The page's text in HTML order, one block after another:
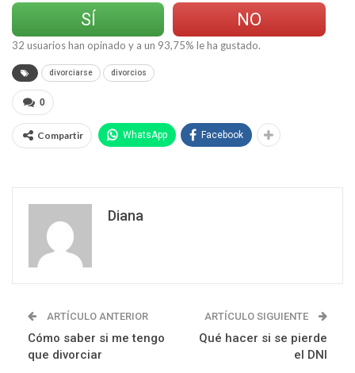
SÍ
NO
32 usuarios han opinado y a un 93,75% le ha gustado.
divorciarse divorcios
0
Compartir WhatsApp Facebook
Diana
ARTÍCULO ANTERIOR
Cómo saber si me tengo
que divorciar
ARTÍCULO SIGUIENTE
Qué hacer si se pierde
el DNI